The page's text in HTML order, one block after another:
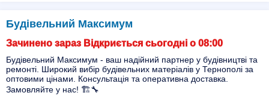
Будівельний Максимум
Зачинено зараз Відкриється сьогодні о 08:00
Будівельний Максимум - ваш надійний партнер у будівництві та
ремонті. Широкий вибір будівельних матеріалів у Тернополі за
оптовими цінами. Консультація та оперативна доставка.
Замовляйте у нас! 🏗️🔧